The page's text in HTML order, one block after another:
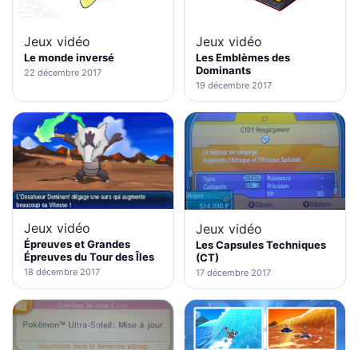
Jeux vidéo
Le monde inversé
22 décembre 2017
Jeux vidéo
Les Emblèmes des
Dominants
19 décembre 2017
Jeux vidéo
Épreuves et Grandes
Épreuves du Tour des Îles
18 décembre 2017
Jeux vidéo
Les Capsules Techniques
(CT)
17 décembre 2017